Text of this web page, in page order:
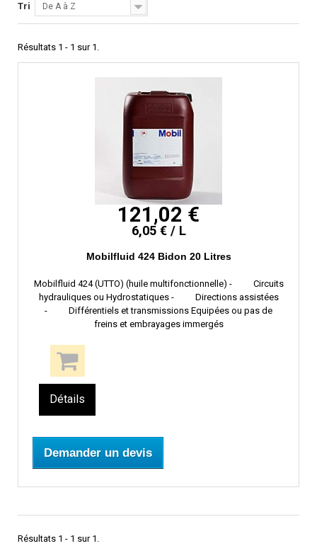
Tri De A à Z
Résultats 1 - 1 sur 1.
121,02 €
6,05 € / L
Mobilfluid 424 Bidon 20 Litres
Mobilfluid 424 (UTTO) (huile multifonctionnelle) - Circuits
hydrauliques ou Hydrostatiques - Directions assistées
- Différentiels et transmissions Equipées ou pas de
freins et embrayages immergés
Détails
Demander un devis
Résultats 1 - 1 sur 1.